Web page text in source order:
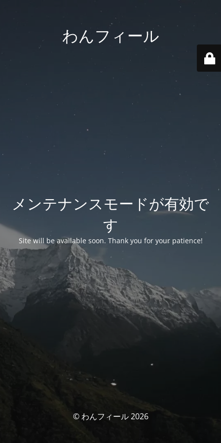
わんフィール
メンテナンスモードが有効で
す
Site will be available soon. Thank you for your patience!
© わんフィール 2026